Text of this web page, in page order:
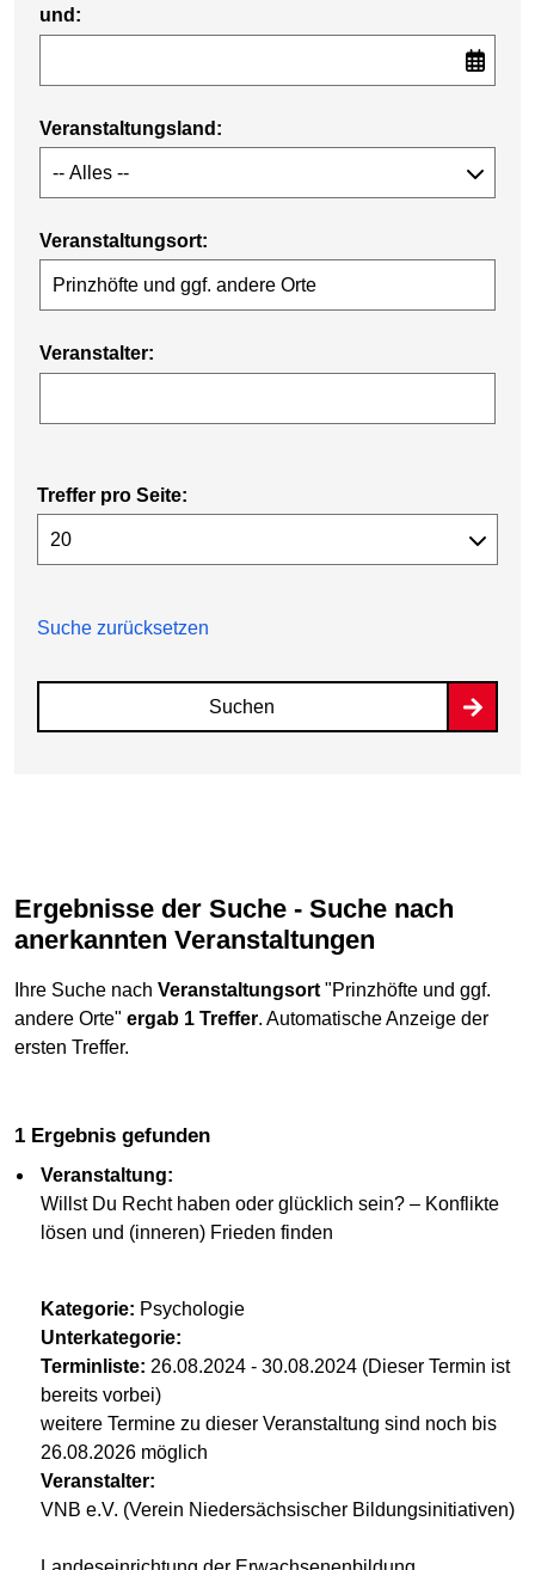
und:
Veranstaltungsland:
Veranstaltungsort:
Veranstalter:
Treffer pro Seite:
Suche zurücksetzen
Suchen
Ergebnisse der Suche - Suche nach
anerkannten Veranstaltungen
Ihre Suche nach Veranstaltungsort "Prinzhöfte und ggf.
andere Orte" ergab 1 Treffer. Automatische Anzeige der
ersten Treffer.
1 Ergebnis gefunden
Veranstaltung:
Willst Du Recht haben oder glücklich sein? – Konflikte
lösen und (inneren) Frieden finden
Kategorie: Psychologie
Unterkategorie:
Terminliste: 26.08.2024 - 30.08.2024 (Dieser Termin ist
bereits vorbei)
weitere Termine zu dieser Veranstaltung sind noch bis
26.08.2026 möglich
Veranstalter:
VNB e.V. (Verein Niedersächsischer Bildungsinitiativen)